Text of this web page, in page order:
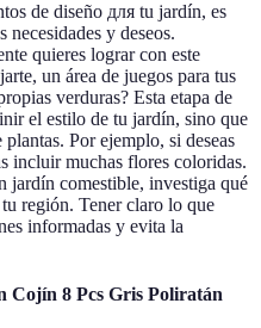
de diseño для tu jardín, es
necesidades y deseos.
quieres lograr con este
un área de juegos para tus
verduras? Esta etapa de
el estilo de tu jardín, sino que
Por ejemplo, si deseas
incluir muchas flores coloridas.
jardín comestible, investiga qué
región. Tener claro lo que
informadas y evita la
Cojín 8 Pcs Gris Poliratán